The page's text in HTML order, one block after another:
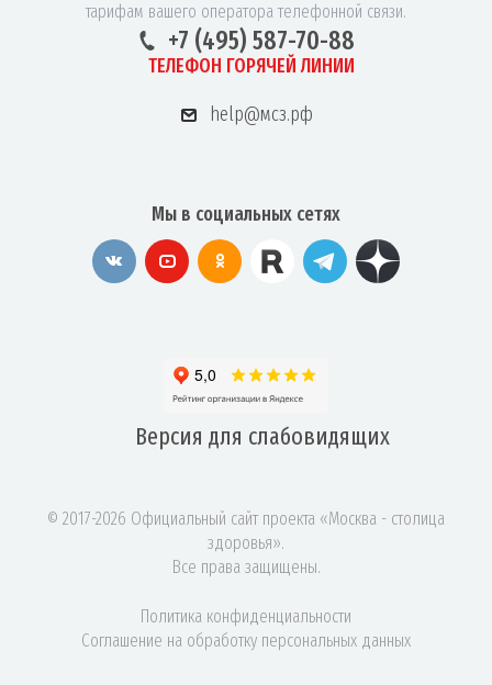
тарифам вашего оператора телефонной связи.
+7 (495) 587-70-88
ТЕЛЕФОН ГОРЯЧЕЙ ЛИНИИ
help@мсз.рф
Мы в социальных сетях
Версия для слабовидящих
© 2017-2026 Официальный сайт проекта «Москва - столица
здоровья».
Все права защищены.
Политика конфиденциальности
Соглашение на обработку персональных данных